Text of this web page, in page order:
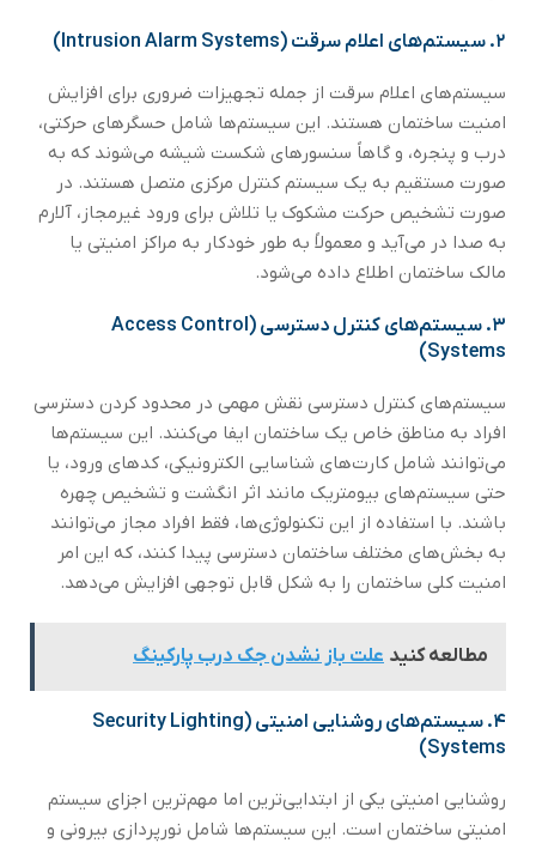
۲. سیستم‌های اعلام سرقت (Intrusion Alarm Systems)
سیستم‌های اعلام سرقت از جمله تجهیزات ضروری برای افزایش
امنیت ساختمان هستند. این سیستم‌ها شامل حسگرهای حرکتی،
درب و پنجره، و گاهاً سنسورهای شکست شیشه می‌شوند که به
صورت مستقیم به یک سیستم کنترل مرکزی متصل هستند. در
صورت تشخیص حرکت مشکوک یا تلاش برای ورود غیرمجاز، آلارم
به صدا در می‌آید و معمولاً به طور خودکار به مراکز امنیتی یا
مالک ساختمان اطلاع داده می‌شود.
۳.
سیستم‌های کنترل دسترسی (Access Control
Systems)
سیستم‌های کنترل دسترسی نقش مهمی در محدود کردن دسترسی
افراد به مناطق خاص یک ساختمان ایفا می‌کنند. این سیستم‌ها
می‌توانند شامل کارت‌های شناسایی الکترونیکی، کدهای ورود، یا
حتی سیستم‌های بیومتریک مانند اثر انگشت و تشخیص چهره
باشند. با استفاده از این تکنولوژی‌ها، فقط افراد مجاز می‌توانند
به بخش‌های مختلف ساختمان دسترسی پیدا کنند، که این امر
امنیت کلی ساختمان را به شکل قابل توجهی افزایش می‌دهد.
مطالعه کنید علت باز نشدن جک درب پارکینگ
۴.
سیستم‌های روشنایی امنیتی (Security Lighting
Systems)
روشنایی امنیتی یکی از ابتدایی‌ترین اما مهم‌ترین اجزای سیستم
امنیتی ساختمان است. این سیستم‌ها شامل نورپردازی بیرونی و